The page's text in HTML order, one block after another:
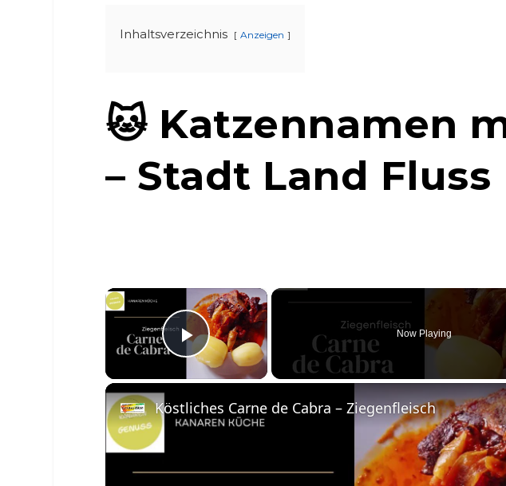
Inhaltsverzeichnis Anzeigen
🐱 Katzennamen
– Stadt Land Fluss
×
Play Video
Now Playing
Köstliches Carne de Cabra – Ziegenfleisch